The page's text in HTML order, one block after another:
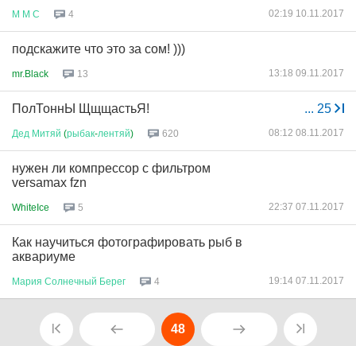
М М С 4 02:19 10.11.2017
подскажите что это за сом! )))
mr.Black 13 13:18 09.11.2017
... 25
ПолТоннЫ ЩщщастьЯ!
Дед Митяй (рыбак-лентяй) 620 08:12 08.11.2017
нужен ли компрессор с фильтром
versamax fzn
WhiteIce 5 22:37 07.11.2017
Как научиться фотографировать рыб в
аквариуме
Мария Солнечный Берег 4 19:14 07.11.2017
48